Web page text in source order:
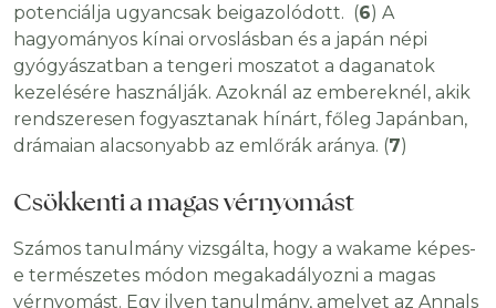
potenciálja ugyancsak beigazolódott. (6) A
hagyományos kínai orvoslásban és a japán népi
gyógyászatban a tengeri moszatot a daganatok
kezelésére használják. Azoknál az embereknél, akik
rendszeresen fogyasztanak hínárt, főleg Japánban,
drámaian alacsonyabb az emlőrák aránya. (7)
Csökkenti a magas vérnyomást
Számos tanulmány vizsgálta, hogy a wakame képes-
e természetes módon megakadályozni a magas
vérnyomást. Egy ilyen tanulmány, amelyet az Annals